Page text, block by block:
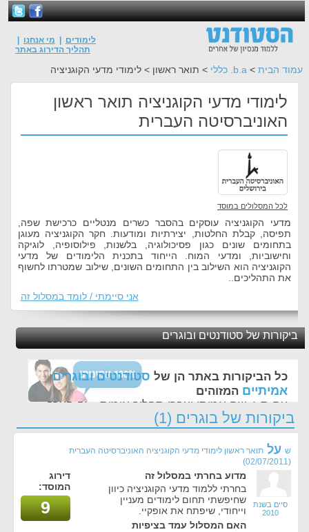
לימודים מי אנחנו
תהליך הדירוג באתר
עמוד הבית > b.a. כללי > תואר ראשון > לימודי מדעי הקוגניציה
לימודי מדעי הקוגניציה תואר ראשון
האוניברסיטה העברית
לכל המסלולים במוסד
מדעי הקוגניציה עוסקים בהסבר כשרים מנטליים כרכישת שפה,
תפיסה, קבלת החלטות, יצירתיות ומודעות. חקר הקוגניציה מעוגן
בתחומים שונים כגון פסיכולוגיה, בלשנות, פילוסופיה, לוגיקה
וחישוביות, ומדעי המוח. הייחוד בתכנית הלימודים של מדעי
הקוגניציה הוא השילוב בין התחומים השונים, שילוב שמטרתו לחשוף
את התהליכים..
אני סיימתי / לומד במסלול זה
ביקורות של סטודנטים ובוגרים
כל הביקורות באתר הן של סטודנטים ובוגרים
אמיתיים המזוהים
עם ת.ז, שם אמיתי ועברו תהליך אימות - זה הערך
החשוב לנו ביותר באתר
ביקורות של בוגרים (1)
ש על תואר ראשון לימודי מדעי הקוגניציה האוניברסיטה העברית
(02/07/2011)
סיים בשנת
2010
מדוע בחרתי במסלול זה
בחרתי ללמוד מדעי הקוגניציה כיוון
שחיפשתי תחום לימודים מעניין
וייחודי, שיפתח את אופקיי.
האם המסלול עמד בציפיות
דירוג
המוסד:
9